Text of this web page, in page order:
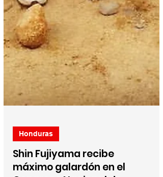
Honduras